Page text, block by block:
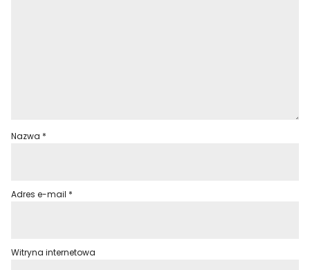
Nazwa *
Adres e-mail *
Witryna internetowa